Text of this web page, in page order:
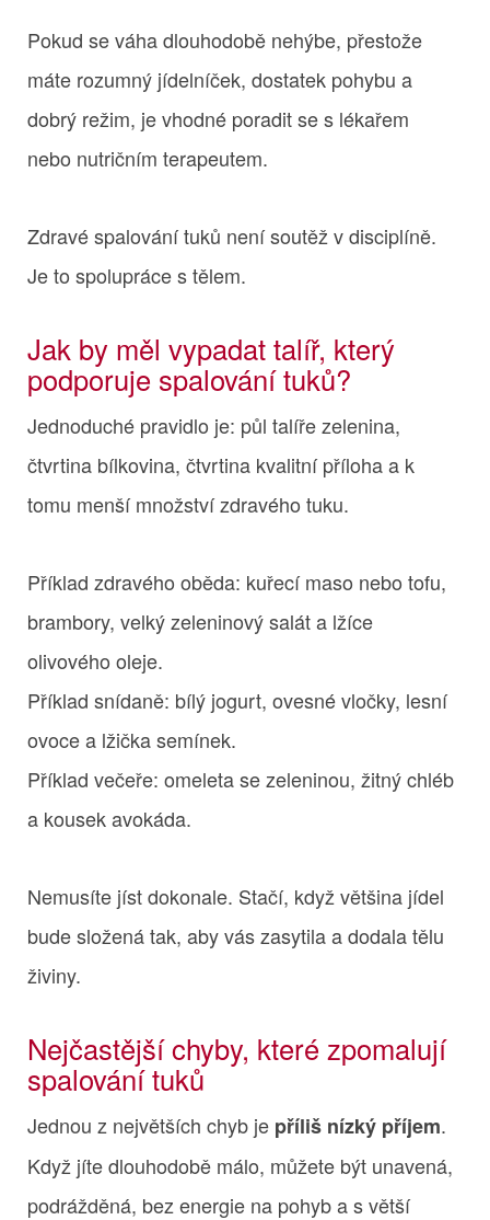
Pokud se váha dlouhodobě nehýbe, přestože
máte rozumný jídelníček, dostatek pohybu a
dobrý režim, je vhodné poradit se s lékařem
nebo nutričním terapeutem.
Zdravé spalování tuků není soutěž v disciplíně.
Je to spolupráce s tělem.
Jak by měl vypadat talíř, který
podporuje spalování tuků?
Jednoduché pravidlo je: půl talíře zelenina,
čtvrtina bílkovina, čtvrtina kvalitní příloha a k
tomu menší množství zdravého tuku.
Příklad zdravého oběda: kuřecí maso nebo tofu,
brambory, velký zeleninový salát a lžíce
olivového oleje.
Příklad snídaně: bílý jogurt, ovesné vločky, lesní
ovoce a lžička semínek.
Příklad večeře: omeleta se zeleninou, žitný chléb
a kousek avokáda.
Nemusíte jíst dokonale. Stačí, když většina jídel
bude složená tak, aby vás zasytila a dodala tělu
živiny.
Nejčastější chyby, které zpomalují
spalování tuků
Jednou z největších chyb je příliš nízký příjem.
Když jíte dlouhodobě málo, můžete být unavená,
podrážděná, bez energie na pohyb a s větší